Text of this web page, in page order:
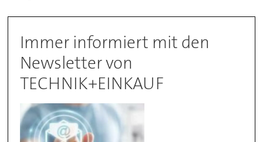
Immer informiert mit den
Newsletter von
TECHNIK+EINKAUF